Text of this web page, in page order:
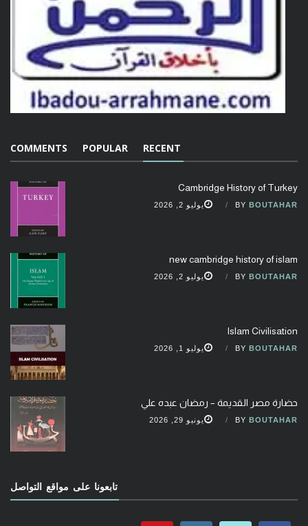
RECENT
POPULAR
COMMENTS
Cambridge History of Turkey
BY BOUTAHAR يوليو 2, 2026
new cambridge history of islam
BY BOUTAHAR يوليو 2, 2026
Islam Civilisation
BY BOUTAHAR يوليو 1, 2026
حضارة مصر القديمة – رمضان عبده علي
BY BOUTAHAR يونيو 29, 2026
تابعونا على مواقع التواصل